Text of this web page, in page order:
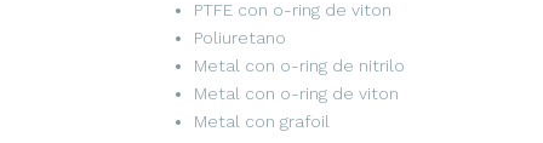
PTFE con o-ring de viton
Poliuretano
Metal con o-ring de nitrilo
Metal con o-ring de viton
Metal con grafoil